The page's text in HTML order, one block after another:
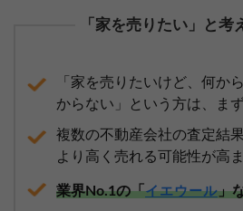
「家を売りたい」と考
「家を売りたいけど、何か
からない」という方は、ま
複数の不動産会社の査定結
より高く売れる可能性が高
業界No.1の「イエウール」